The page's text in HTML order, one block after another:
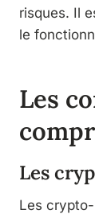
risques. Il
le
Les
Les
Les